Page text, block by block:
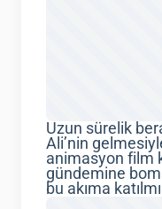
Uzun sürelik
Ali’nin
animasyon film
gündemine
bu akıma